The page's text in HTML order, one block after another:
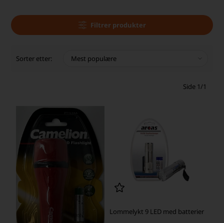
Tlf. er stengt uke 27–32
Høy kundetilfredshet
Filtrer produkter
Sorter etter:
Side 1/1
Lommelykt 9 LED med batterier